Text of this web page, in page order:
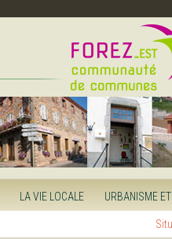
LA VIE LOCALE URBANISME